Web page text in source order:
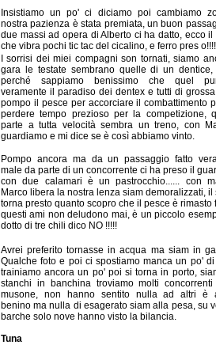
Insistiamo un po' ci diciamo poi cambiamo
nostra pazienza è stata premiata, un buon
due massi ad opera di Alberto ci ha datto, ecco il
che vibra pochi tic tac del cicalino, e ferro pres
I sorrisi dei miei compagni son tornati, siamo
gara le testate sembrano quelle di un dentice,
perché sappiamo benissimo che quel
veramente il paradiso dei dentex e tutti di
pompo il pesce per accorciare il combattimento
perdere tempo prezioso per la competizione,
parte a tutta velocità sembra un treno, con
guardiamo e mi dice se è così abbiamo vinto.
Pompo ancora ma da un passaggio fatto
male da parte di un concorrente ci ha preso il
con due calamari è un pastrocchio...... con
Marco libera la nostra lenza siam demoralizzati, il
torna presto quanto scopro che il pesce è rimasto
questi ami non deludono mai, è un piccolo
dotto di tre chili dico NO !!!!!
Avrei preferito tornasse in acqua ma siam in
Qualche foto e poi ci spostiamo manca un po'
trainiamo ancora un po' poi si torna in porto,
stanchi in banchina troviamo molti
musone, non hanno sentito nulla ad altri è
benino ma nulla di esagerato siam alla pesa, su
barche solo nove hanno visto la bilancia.
Tuna